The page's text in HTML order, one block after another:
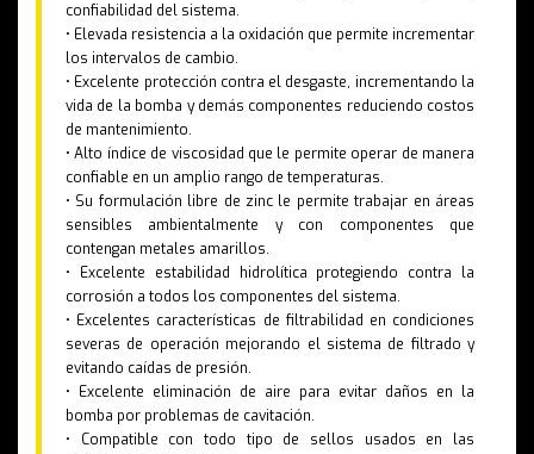
confiabilidad del sistema.
• Elevada resistencia a la oxidación que permite incrementar
los intervalos de cambio.
• Excelente protección contra el desgaste, incrementando la
vida de la bomba y demás componentes reduciendo costos
de mantenimiento.
• Alto índice de viscosidad que le permite operar de manera
confiable en un amplio rango de temperaturas.
• Su formulación libre de zinc le permite trabajar en áreas
sensibles ambientalmente y con componentes que
contengan metales amarillos.
• Excelente estabilidad hidrolítica protegiendo contra la
corrosión a todos los componentes del sistema.
• Excelentes características de filtrabilidad en condiciones
severas de operación mejorando el sistema de filtrado y
evitando caídas de presión.
• Excelente eliminación de aire para evitar daños en la
bomba por problemas de cavitación.
• Compatible con todo tipo de sellos usados en las